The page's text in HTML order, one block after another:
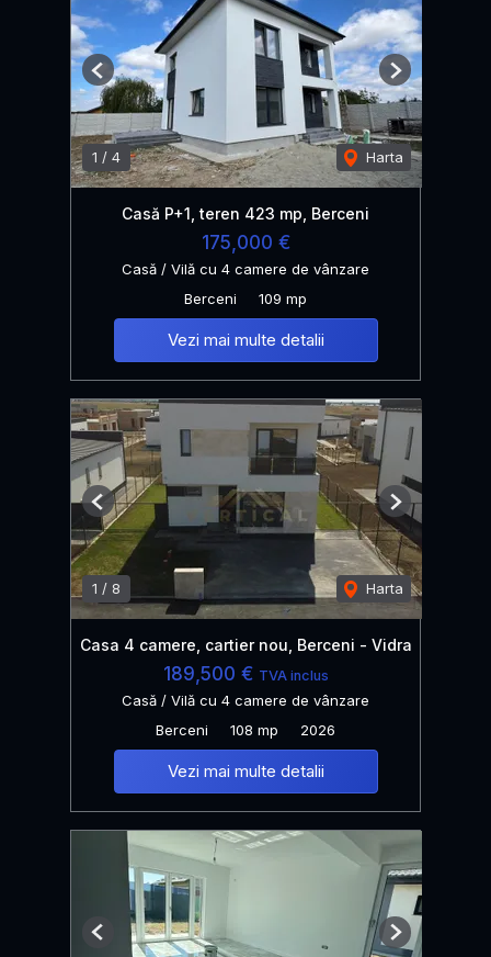
1 / 4 Harta
Previous Next
Casă P+1, teren 423 mp, Berceni
175,000 €
Casă / Vilă cu 4 camere de vânzare
Berceni
109 mp
Vezi mai multe detalii
1 / 8 Harta
Previous Next
Casa 4 camere, cartier nou, Berceni - Vidra
189,500 € TVA inclus
Casă / Vilă cu 4 camere de vânzare
Berceni
108 mp 2026
Vezi mai multe detalii
Previous Next